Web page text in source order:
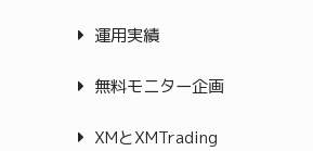
運用実績
無料モニター企画
XMとXMTrading